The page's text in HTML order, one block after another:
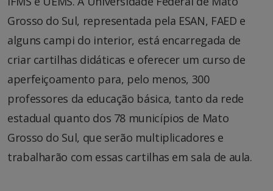
Grosso do Sul, representada pela ESAN, FAED e
alguns campi do interior, está encarregada de
criar cartilhas didáticas e oferecer um curso de
aperfeiçoamento para, pelo menos, 300
professores da educação básica, tanto da rede
estadual quanto dos 78 municípios de Mato
Grosso do Sul, que serão multiplicadores e
trabalharão com essas cartilhas em sala de aula.